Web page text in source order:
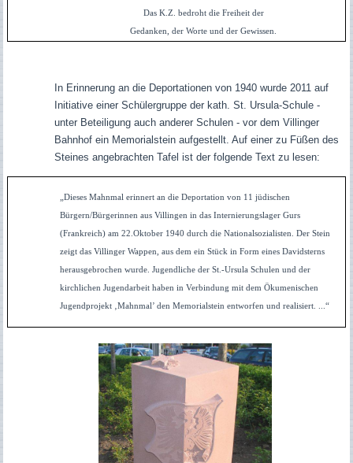
Das K.Z. bedroht die Freiheit der
Gedanken, der Worte und der Gewissen.
In Erinnerung an die Deportationen von 1940 wurde 2011 auf
Initiative einer Schülergruppe der kath. St. Ursula-Schule -
unter Beteiligung auch anderer Schulen - vor dem Villinger
Bahnhof ein Memorialstein aufgestellt. Auf einer zu Füßen des
Steines angebrachten Tafel ist der folgende Text zu lesen:
„Dieses Mahnmal erinnert an die Deportation von 11 jüdischen
Bürgern/Bürgerinnen aus Villingen in das Internierungslager Gurs
(Frankreich) am 22.Oktober 1940 durch die Nationalsozialisten. Der Stein
zeigt das Villinger Wappen, aus dem ein Stück in Form eines Davidsterns
herausgebrochen wurde. Jugendliche der St.-Ursula Schulen und der
kirchlichen Jugendarbeit haben in Verbindung mit dem Ökumenischen
Jugendprojekt ‚Mahnmal’ den Memorialstein entworfen und realisiert. ...“